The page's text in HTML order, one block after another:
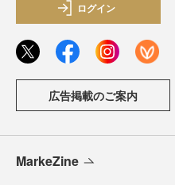
ログイン
広告掲載のご案内
MarkeZine